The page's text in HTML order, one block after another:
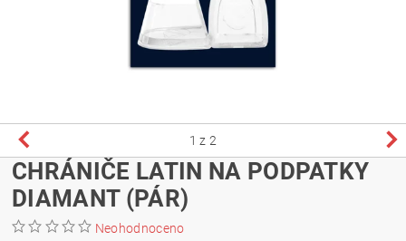
1 z 2
CHRÁNIČE LATIN NA PODPATKY
DIAMANT (PÁR)
Neohodnoceno